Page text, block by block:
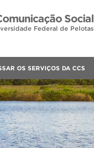
Social
Federal de Pelotas
OS SERVIÇOS DA CCS